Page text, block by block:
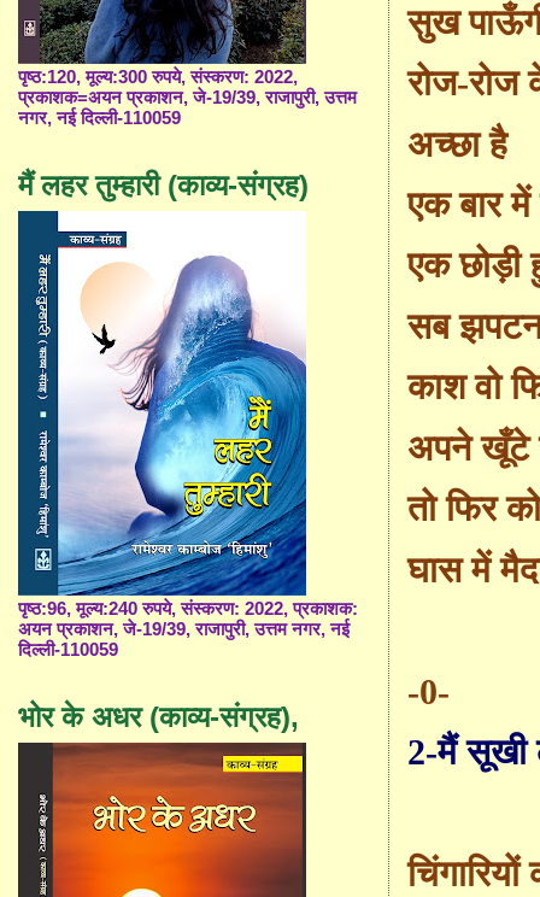
सुख
रोज-रोज
अच्छा है
एक बार
एक छोड़ी
सब
काश वो
अपने खूँटे
तो फिर
घास में
-0-
2-मैं सूखी
पृष्ठ:120, मूल्य:300 रुपये, संस्करण: 2022,
प्रकाशक=अयन प्रकाशन, जे-19/39, राजापुरी, उत्तम
नगर, नई दिल्ली-110059
मैं लहर तुम्हारी (काव्य-संग्रह)
पृष्ठ:96, मूल्य:240 रुपये, संस्करण: 2022, प्रकाशक:
अयन प्रकाशन, जे-19/39, राजापुरी, उत्तम नगर, नई
दिल्ली-110059
भोर के अधर (काव्य-संग्रह),